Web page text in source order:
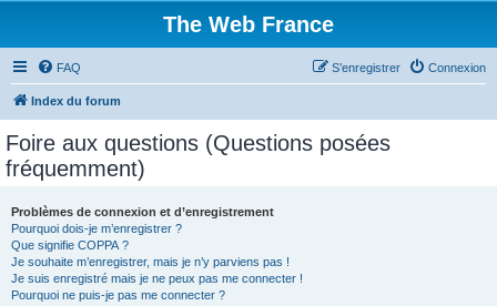
The Web France
FAQ Connexion
S’enregistrer
Index du forum
Foire aux questions (Questions posées
fréquemment)
Problèmes de connexion et d’enregistrement
Pourquoi dois-je m’enregistrer ?
Que signifie COPPA ?
Je souhaite m’enregistrer, mais je n’y parviens pas !
Je suis enregistré mais je ne peux pas me connecter !
Pourquoi ne puis-je pas me connecter ?